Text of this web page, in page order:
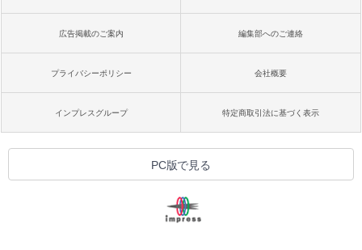
広告掲載のご案内 編集部へのご連絡
プライバシーポリシー 会社概要
インプレスグループ 特定商取引法に基づく表示
PC版で見る